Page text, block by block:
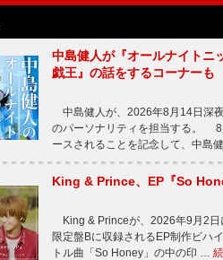
中島健人が『オールナイトニ
戯王』の話をするコーナーも
中島健人が、2026年8月14日深
のパーソナリティを担当する。 8
ースされることを記念して、中島
King & Prince、EP『So
King & Princeが、2026年9月2日
限定盤Bに収録されるEP制作ビハ
トル曲「So Honey」の中の印 …